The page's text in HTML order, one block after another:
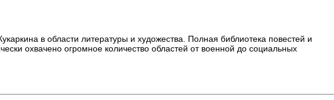
в области литературы и художества. Полная библиотека повестей и
охвачено огромное количество областей от военной до социальных